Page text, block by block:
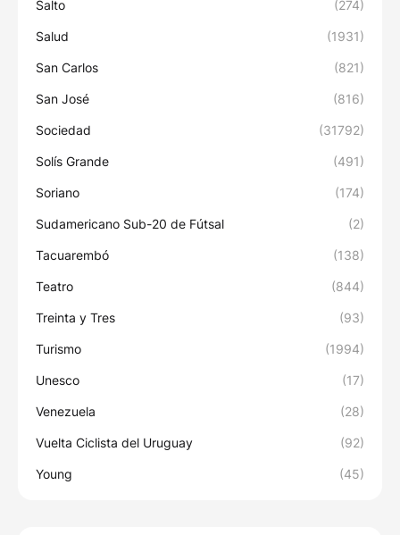
Salto (274)
Salud (1931)
San Carlos (821)
San José (816)
Sociedad (31792)
Solís Grande (491)
Soriano (174)
Sudamericano Sub-20 de Fútsal (2)
Tacuarembó (138)
Teatro (844)
Treinta y Tres (93)
Turismo (1994)
Unesco (17)
Venezuela (28)
Vuelta Ciclista del Uruguay (92)
Young (45)